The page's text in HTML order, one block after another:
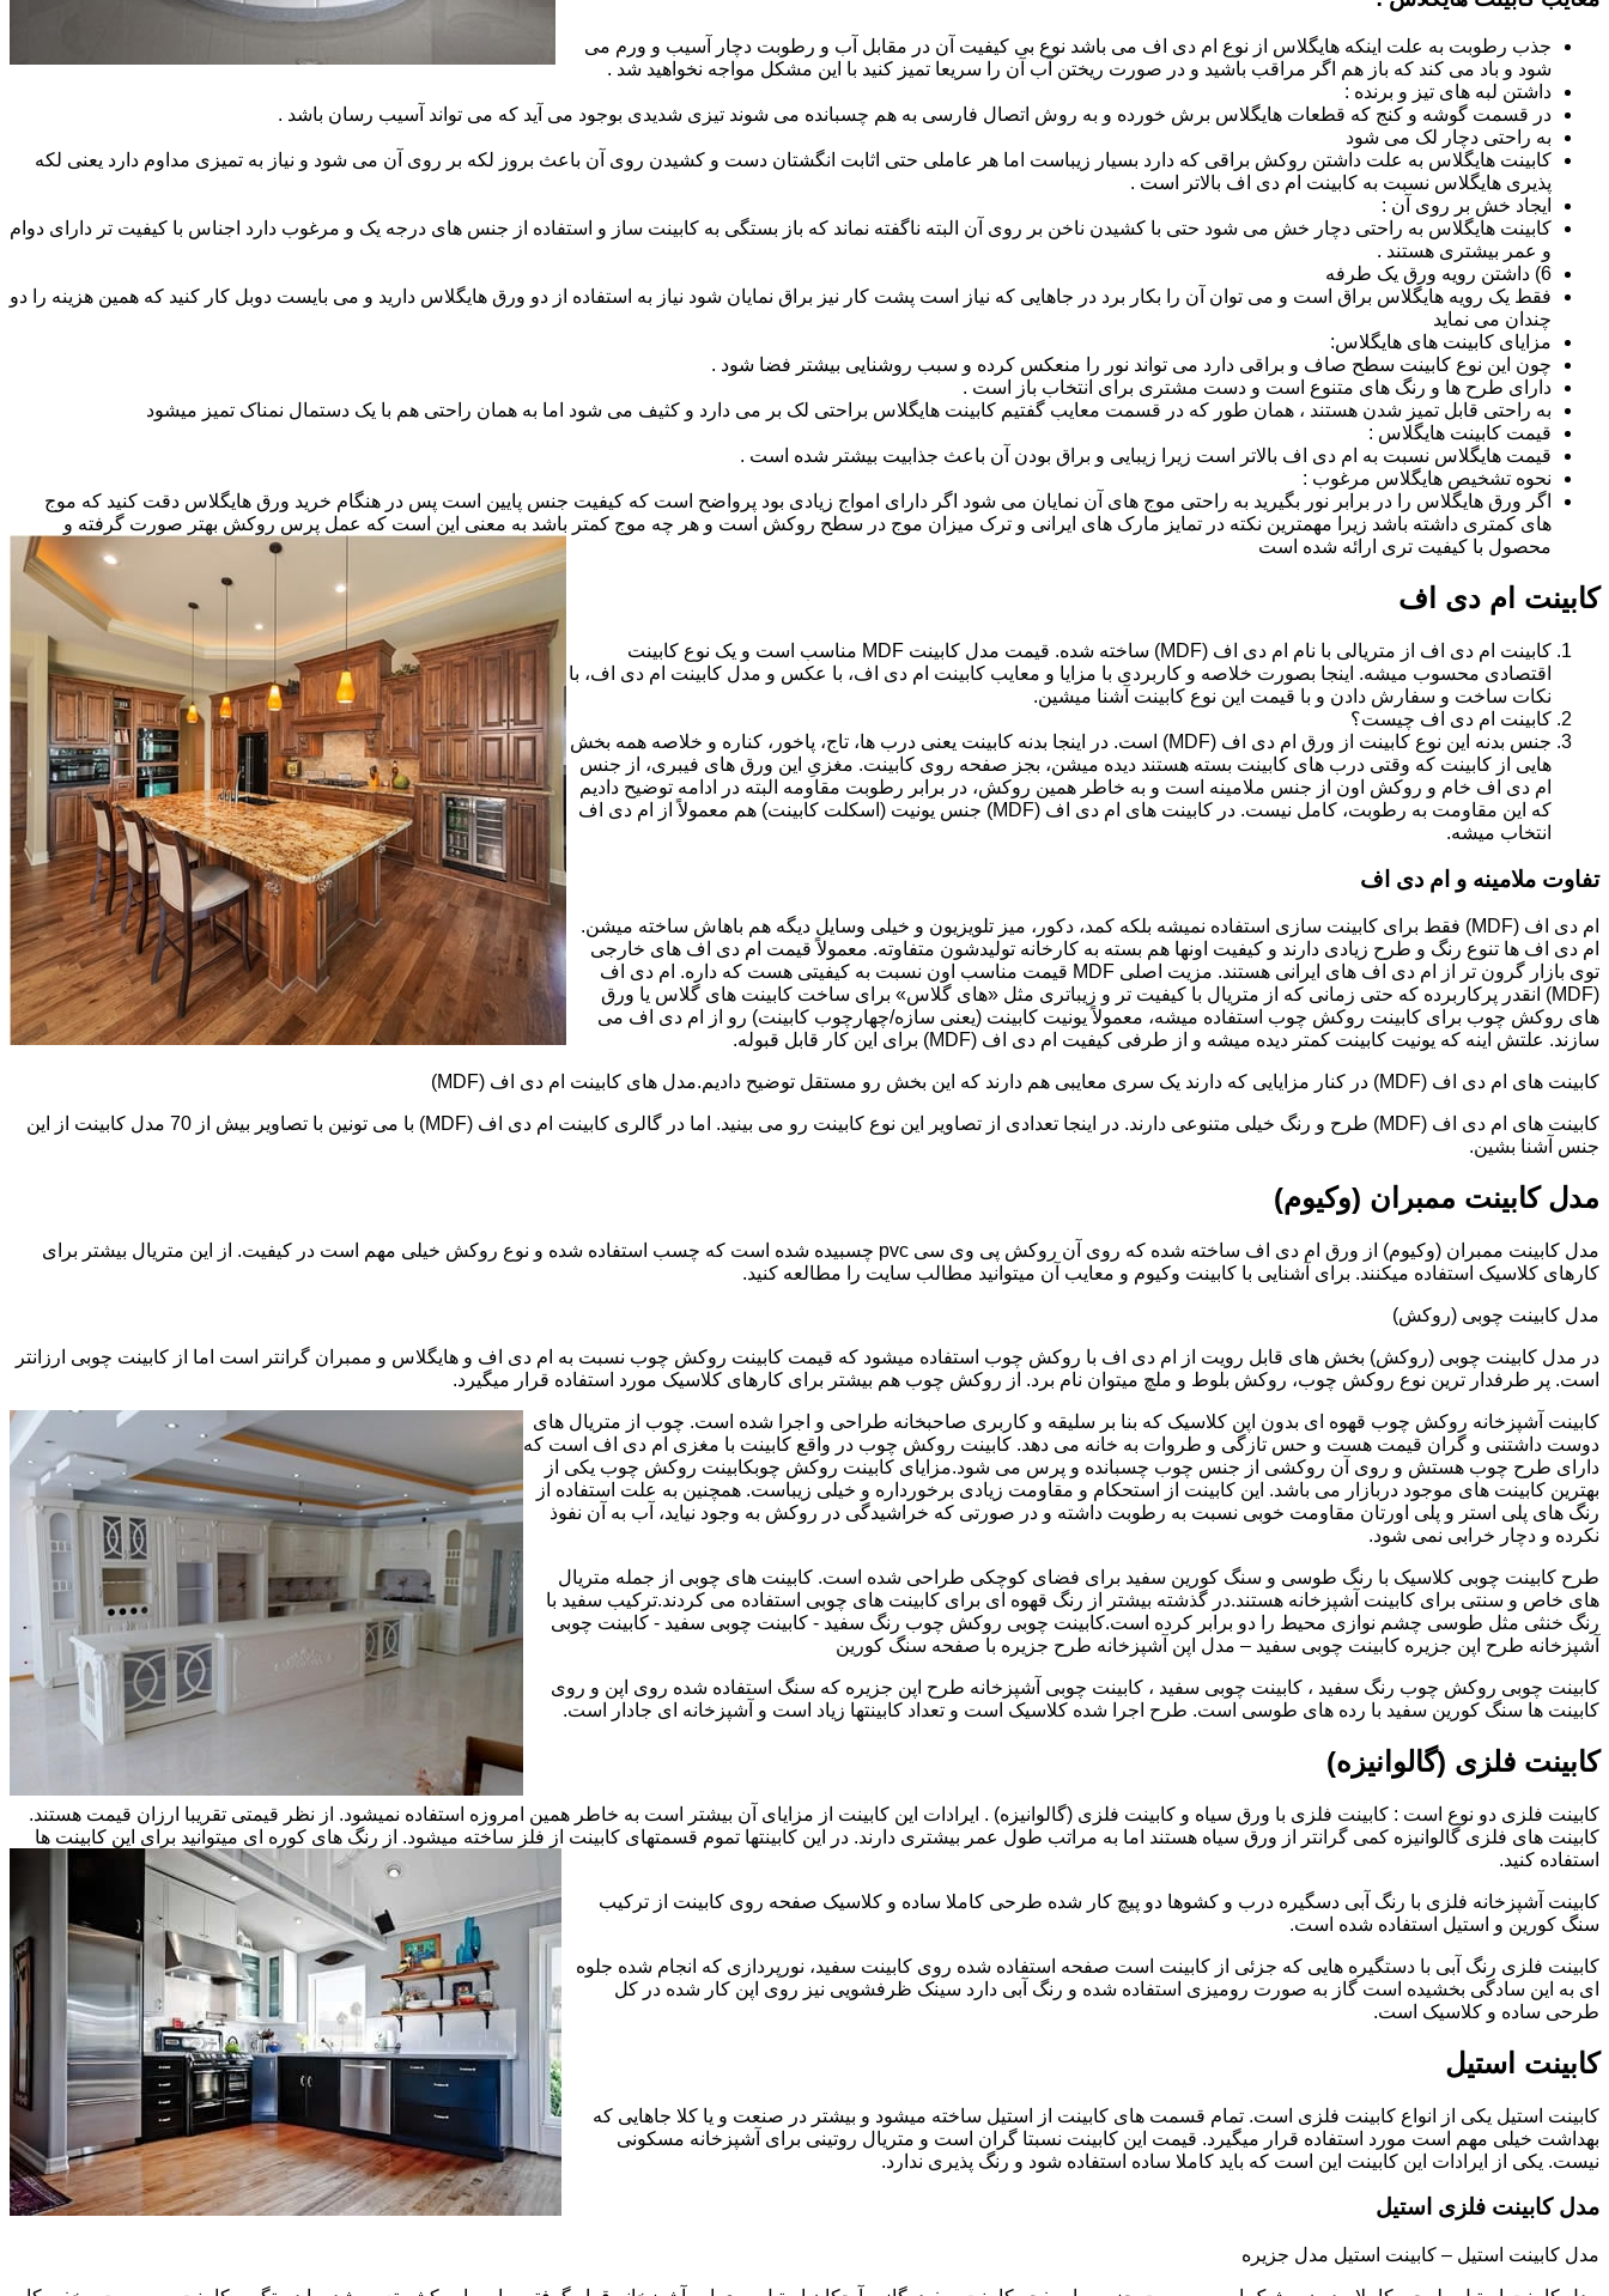
جذب رطوبت به علت اینکه هایگلاس از نوع ام دی اف می باشد نوع بی کیفیت آن در مقابل آب و رطوبت دچار آسیب و ورم می
شود و باد می کند که باز هم اگر مراقب باشید و در صورت ریختن آب آن را سریعا تمیز کنید با این مشکل مواجه نخواهید شد .
داشتن لبه های تیز و برنده :
در قسمت گوشه و کنج که قطعات هایگلاس برش خورده و به روش اتصال فارسی به هم چسبانده می شوند تیزی شدیدی بوجود می آید که می تواند آسیب رسان باشد .
به راحتی دچار لک می شود
کابینت هایگلاس به علت داشتن روکش براقی که دارد بسیار زیباست اما هر عاملی حتی اثابت انگشتان دست و کشیدن روی آن باعث بروز لکه بر روی آن می شود و نیاز به تمیزی مداوم دارد یعنی لکه
پذیری هایگلاس نسبت به کابینت ام دی اف بالاتر است .
ایجاد خش بر روی آن :
کابینت هایگلاس به راحتی دچار خش می شود حتی با کشیدن ناخن بر روی آن البته ناگفته نماند که باز بستگی به کابینت ساز و استفاده از جنس های درجه یک و مرغوب دارد اجناس با کیفیت تر دارای دوام
و عمر بیشتری هستند .
6) داشتن رویه ورق یک طرفه
فقط یک رویه هایگلاس براق است و می توان آن را بکار برد در جاهایی که نیاز است پشت کار نیز براق نمایان شود نیاز به استفاده از دو ورق هایگلاس دارید و می بایست دوبل کار کنید که همین هزینه را دو
چندان می نماید
مزایای کابینت های هایگلاس:
چون این نوع کابینت سطح صاف و براقی دارد می تواند نور را منعکس کرده و سبب روشنایی بیشتر فضا شود .
دارای طرح ها و رنگ های متنوع است و دست مشتری برای انتخاب باز است .
به راحتی قابل تمیز شدن هستند ، همان طور که در قسمت معایب گفتیم کابینت هایگلاس براحتی لک بر می دارد و کثیف می شود اما به همان راحتی هم با یک دستمال نمناک تمیز میشود
قیمت کابینت هایگلاس :
قیمت هایگلاس نسبت به ام دی اف بالاتر است زیرا زیبایی و براق بودن آن باعث جذابیت بیشتر شده است .
نحوه تشخیص هایگلاس مرغوب :
اگر ورق هایگلاس را در برابر نور بگیرید به راحتی موج های آن نمایان می شود اگر دارای امواج زیادی بود پرواضح است که کیفیت جنس پایین است پس در هنگام خرید ورق هایگلاس دقت کنید که موج
های کمتری داشته باشد زیرا مهمترین نکته در تمایز مارک های ایرانی و ترک میزان موج در سطح روکش است و هر چه موج کمتر باشد به معنی این است که عمل پرس روکش بهتر صورت گرفته و
محصول با کیفیت تری ارائه شده است
کابینت ام دی اف
کابینت ام دی اف از متریالی با نام ام دی اف (MDF) ساخته شده. قیمت مدل کابینت MDF مناسب است و یک نوع کابینت
اقتصادی محسوب میشه. اینجا بصورت خلاصه و کاربردی با مزایا و معایب کابینت ام دی اف، با عکس و مدل کابینت ام دی اف، با
نکات ساخت و سفارش دادن و با قیمت این نوع کابینت آشنا میشین.
کابینت ام دی اف چیست؟
جنس بدنه این نوع کابینت از ورق ام دی اف (MDF) است. در اینجا بدنه کابینت یعنی درب ها، تاج، پاخور، کناره و خلاصه همه بخش
هایی از کابینت که وقتی درب های کابینت بسته هستند دیده میشن، بجز صفحه روی کابینت. مغزیِ این ورق های فیبری، از جنس
ام دی اف خام و روکش اون از جنس ملامینه است و به خاطر همین روکش، در برابر رطوبت مقاومه البته در ادامه توضیح دادیم
که این مقاومت به رطوبت، کامل نیست. در کابینت های ام دی اف (MDF) جنس یونیت (اسکلت کابینت) هم معمولاً از ام دی اف
انتخاب میشه.
تفاوت ملامینه و ام دی اف
ام دی اف (MDF) فقط برای کابینت سازی استفاده نمیشه بلکه کمد، دکور، میز تلویزیون و خیلی وسایل دیگه هم باهاش ساخته میشن.
ام دی اف ها تنوع رنگ و طرح زیادی دارند و کیفیت اونها هم بسته به کارخانه تولیدشون متفاوته. معمولاً قیمت ام دی اف های خارجی
توی بازار گرون تر از ام دی اف های ایرانی هستند. مزیت اصلی MDF قیمت مناسب اون نسبت به کیفیتی هست که داره. ام دی اف
(MDF) انقدر پرکاربرده که حتی زمانی که از متریال با کیفیت تر و زیباتری مثل «های گلاس» برای ساخت کابینت های گلاس یا ورق
های روکش چوب برای کابینت روکش چوب استفاده میشه، معمولاً یونیت کابینت (یعنی سازه/چهارچوب کابینت) رو از ام دی اف می
سازند. علتش اینه که یونیت کابینت کمتر دیده میشه و از طرفی کیفیت ام دی اف (MDF) برای این کار قابل قبوله.
کابینت های ام دی اف (MDF) در کنار مزایایی که دارند یک سری معایبی هم دارند که این بخش رو مستقل توضیح دادیم.مدل های کابینت ام دی اف (MDF)
کابینت های ام دی اف (MDF) طرح و رنگ خیلی متنوعی دارند. در اینجا تعدادی از تصاویر این نوع کابینت رو می بینید. اما در گالری کابینت ام دی اف (MDF) با می تونین با تصاویر بیش از 70 مدل کابینت از این
جنس آشنا بشین.
مدل کابینت ممبران (وکیوم)
مدل کابینت ممبران (وکیوم) از ورق ام دی اف ساخته شده که روی آن روکش پی وی سی pvc چسبیده شده است که چسب استفاده شده و نوع روکش خیلی مهم است در کیفیت. از این متریال بیشتر برای
کارهای کلاسیک استفاده میکنند. برای آشنایی با کابینت وکیوم و معایب آن میتوانید مطالب سایت را مطالعه کنید.
مدل کابینت چوبی (روکش)
در مدل کابینت چوبی (روکش) بخش های قابل رویت از ام دی اف با روکش چوب استفاده میشود که قیمت کابینت روکش چوب نسبت به ام دی اف و هایگلاس و ممبران گرانتر است اما از کابینت چوبی ارزانتر
است. پر طرفدار ترین نوع روکش چوب، روکش بلوط و ملچ میتوان نام برد. از روکش چوب هم بیشتر برای کارهای کلاسیک مورد استفاده قرار میگیرد.
کابینت آشپزخانه روکش چوب قهوه ای بدون اپن کلاسیک که بنا بر سلیقه و کاربری صاحبخانه طراحی و اجرا شده است. چوب از متریال های
دوست داشتنی و گران قیمت هست و حس تازگی و طروات به خانه می دهد. کابینت روکش چوب در واقع کابینت با مغزی ام دی اف است که
دارای طرح چوب هستش و روی آن روکشی از جنس چوب چسبانده و پرس می شود.مزایای کابینت روکش چوبکابینت روکش چوب یکی از
بهترین کابینت های موجود دربازار می باشد. این کابینت از استحکام و مقاومت زیادی برخورداره و خیلی زیباست. همچنین به علت استفاده از
رنگ های پلی استر و پلی اورتان مقاومت خوبی نسبت به رطوبت داشته و در صورتی که خراشیدگی در روکش به وجود نیاید، آب به آن نفوذ
نکرده و دچار خرابی نمی شود.
طرح کابینت چوبی کلاسیک با رنگ طوسی و سنگ کورین سفید برای فضای کوچکی طراحی شده است. کابینت های چوبی از جمله متریال
های خاص و سنتی برای کابینت آشپزخانه هستند.در گذشته بیشتر از رنگ قهوه ای برای کابینت های چوبی استفاده می کردند.ترکیب سفید با
رنگ خنثی مثل طوسی چشم نوازی محیط را دو برابر کرده است.کابینت چوبی روکش چوب رنگ سفید - کابینت چوبی سفید - کابینت چوبی
آشپزخانه طرح اپن جزیره کابینت چوبی سفید – مدل اپن آشپزخانه طرح جزیره با صفحه سنگ کورین
کابینت چوبی روکش چوب رنگ سفید ، کابینت چوبی سفید ، کابینت چوبی آشپزخانه طرح اپن جزیره که سنگ استفاده شده روی اپن و روی
کابینت ها سنگ کورین سفید با رده های طوسی است. طرح اجرا شده کلاسیک است و تعداد کابینتها زیاد است و آشپزخانه ای جادار است.
کابینت فلزی (گالوانیزه)
کابینت فلزی دو نوع است : کابینت فلزی با ورق سیاه و کابینت فلزی (گالوانیزه) . ایرادات این کابینت از مزایای آن بیشتر است به خاطر همین امروزه استفاده نمیشود. از نظر قیمتی تقریبا ارزان قیمت هستند.
کابینت های فلزی گالوانیزه کمی گرانتر از ورق سیاه هستند اما به مراتب طول عمر بیشتری دارند. در این کابینتها تموم قسمتهای کابینت از فلز ساخته میشود. از رنگ های کوره ای میتوانید برای این کابینت ها
استفاده کنید.
کابینت آشپزخانه فلزی با رنگ آبی دسگیره درب و کشوها دو پیچ کار شده طرحی کاملا ساده و کلاسیک صفحه روی کابینت از ترکیب
سنگ کورین و استیل استفاده شده است.
کابینت فلزی رنگ آبی با دستگیره هایی که جزئی از کابینت است صفحه استفاده شده روی کابینت سفید، نورپردازی که انجام شده جلوه
ای به این سادگی بخشیده است گاز به صورت رومیزی استفاده شده و رنگ آبی دارد سینک ظرفشویی نیز روی اپن کار شده در کل
طرحی ساده و کلاسیک است.
کابینت استیل
کابینت استیل یکی از انواع کابینت فلزی است. تمام قسمت های کابینت از استیل ساخته میشود و بیشتر در صنعت و یا کلا جاهایی که
بهداشت خیلی مهم است مورد استفاده قرار میگیرد. قیمت این کابینت نسبتا گران است و متریال روتینی برای آشپزخانه مسکونی
نیست. یکی از ایرادات این کابینت این است که باید کاملا ساده استفاده شود و رنگ پذیری ندارد.
مدل کابینت فلزی استیل
مدل کابینت استیل – کابینت استیل مدل جزیره